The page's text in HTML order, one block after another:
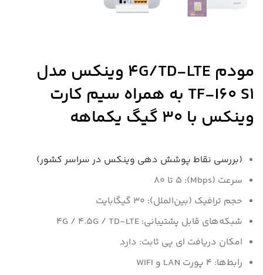
مودم 4G/TD-LTE وینکس مدل
TF-I60 S1 به همراه سیم کارت
وینکس با 30 گیگ یکماهه
(بررسی نقاط پوشش دهی وینکس در سراسر کشور)
سرعت (Mbps): 5 تا 80
حجم ترافیک (بین‌الملل): 30 گیگابایت
شبکه‌های قابل پشتیبانی: 4G / 4.5G / TD-LTE
امکان دریافت ای پی ثابت: دارد
رابط‌ها: 4 پورت LAN و WIFI